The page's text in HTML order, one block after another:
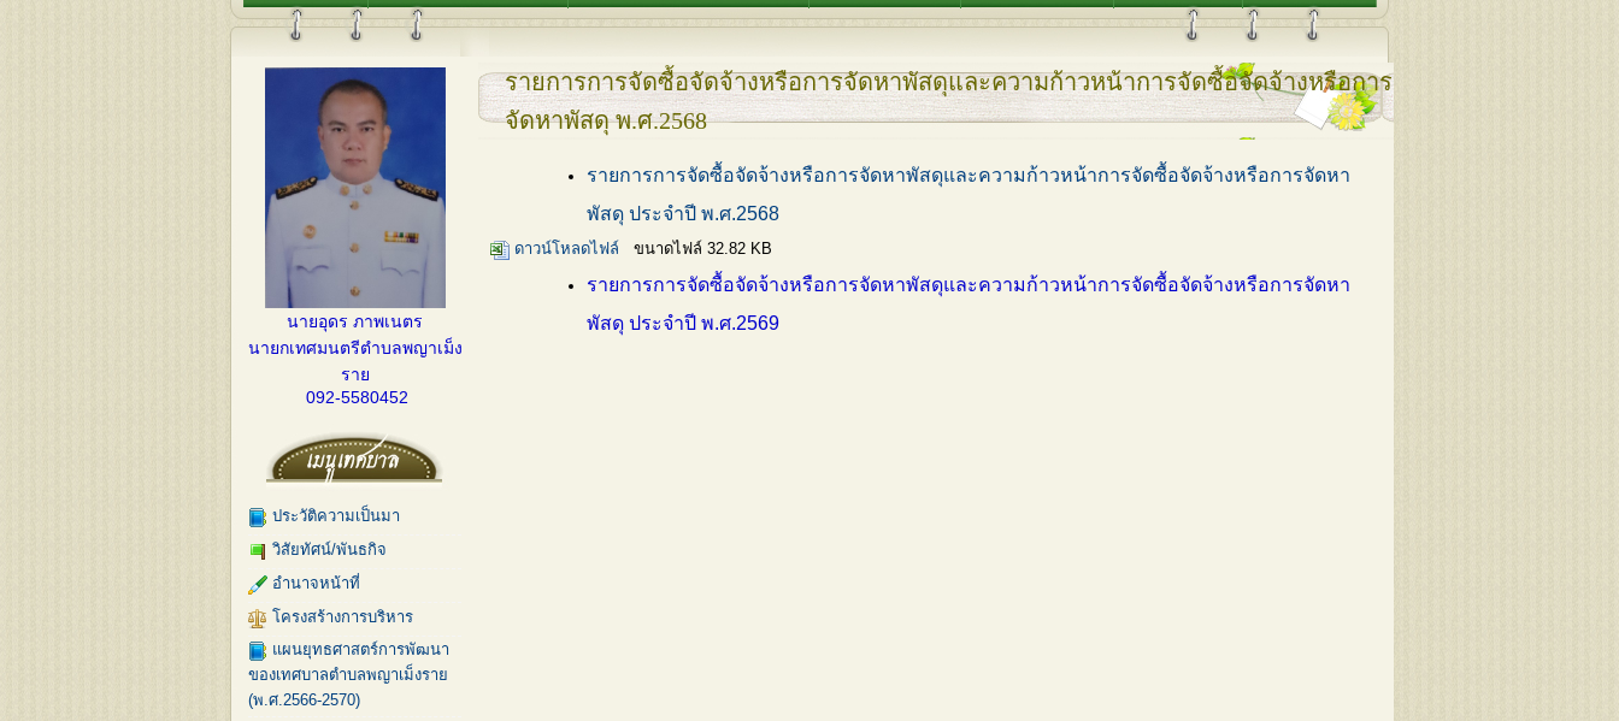
นายอุดร ภาพเนตร
นายกเทศมนตรีตำบลพญาเม็ง
ราย
092-5580452
ประวัติความเป็นมา
วิสัยทัศน์/พันธกิจ
อำนาจหน้าที่
โครงสร้างการบริหาร
แผนยุทธศาสตร์การพัฒนา
ของเทศบาลตำบลพญาเม็งราย
(พ.ศ.2566-2570)
รายการการจัดซื้อจัดจ้างหรือการจัดหาพัสดุและความก้าวหน้าการจัดซื้อจัดจ้างหรือการ
จัดหาพัสดุ พ.ศ.2568
รายการการจัดซื้อจัดจ้างหรือการจัดหาพัสดุและความก้าวหน้าการจัดซื้อจัดจ้างหรือการจัดหา
พัสดุ ประจำปี พ.ศ.2568
ดาวน์โหลดไฟล์
ขนาดไฟล์ 32.82 KB
รายการการจัดซื้อจัดจ้างหรือการจัดหาพัสดุและความก้าวหน้าการจัดซื้อจัดจ้างหรือการจัดหา
พัสดุ ประจำปี พ.ศ.2569